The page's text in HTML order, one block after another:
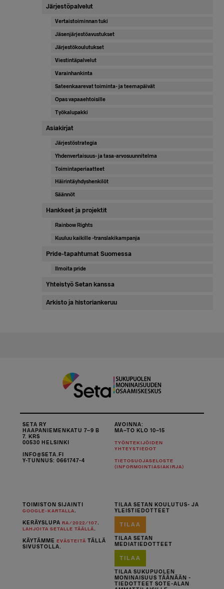
Järjestöpalvelut
Vertaistoiminnan tuki
Jäsenjärjestöavustukset
Järjestökoulutukset
Viestintäpalvelut
Varainhankinta
Sateenkaarevat toiminta- ja teemapäivät
Opas vapaaehtoisille
Työkalupakki
Asiakirjat
Järjestöstrategia
Yhdenvertaisuus- ja tasa-arvosuunnitelma
Toimintaperiaatteet
Häirintäyhdyshenkilöt
Säännöt
Hankkeet ja projektit
Rainbow Rights
Kuuluu kaikille -translakikampanja
Pride-tapahtumat Suomessa
Ilmoita pride
Yhteistyö Setan kanssa
Arkisto ja historiankeruu
SETA RY
HAAPANIEMENKATU 7–9 B
7. KRS
00530 HELSINKI
INFO@SETA.FI
Y-TUNNUS: 0661747-4
AVOINNA:
MA–TO KLO 10–15
TYÖNTEKIJÖIDEN
YHTEYSTIEDOT
TIETOSUOJASELOSTE
(INFORMOINTIASIAKIRJA)
TOIMISTON SIJAINTI
GOOGLE-KARTALLA
KERÄYSLUPARA/2022/107
LAHJOITA SETALLE TÄÄLLÄ
KÄYTÄMMEEVÄSTEITÄ TÄLLÄ
SIVUSTOLLA.
TILAA SETAN KOULUTUS- JA
YLEISTIEDOTTEET
TILAA
TILAA SETAN
MEDIATIEDOTTEET
TILAA
TILAA SUKUPUOLEN
MONINAISUUS TÄÄNÄÄN -
TIEDOTTEET SOTE-ALAN